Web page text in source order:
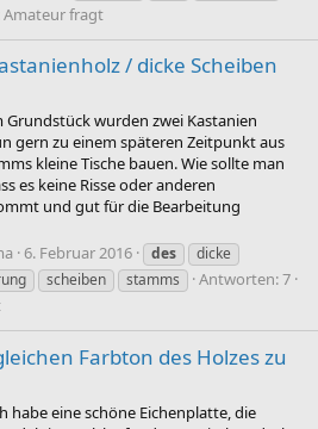
Amateur fragt
/ dicke Scheiben
Grundstück wurden zwei Kastanien
gern zu einem späteren Zeitpunkt aus
kleine Tische bauen. Wie sollte man
es keine Risse oder anderen
und gut für die Bearbeitung
6. Februar 2016 des
dicke
scheiben stamms
Antworten: 7
Farbton des Holzes zu
habe eine schöne Eichenplatte, die